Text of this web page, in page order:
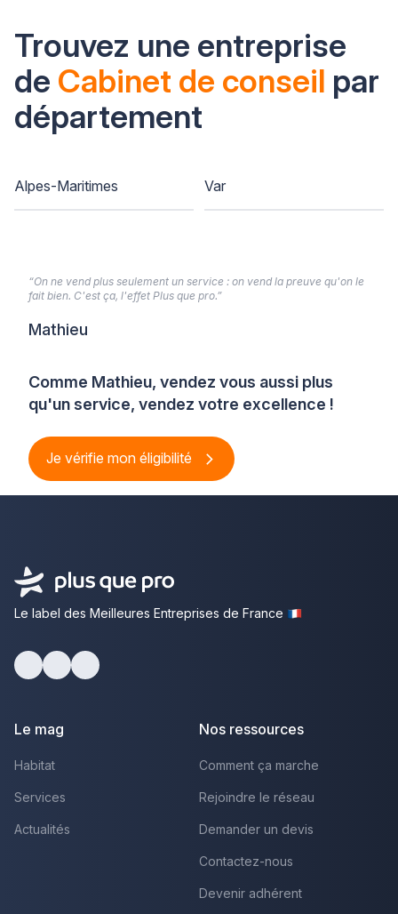
Trouvez une entreprise
de Cabinet de conseil par
département
Alpes-Maritimes Var
Comme Mathieu, vendez vous aussi plus
qu'un service, vendez votre excellence !
Je vérifie mon éligibilité
“On ne vend plus seulement un service : on vend la preuve qu'on le
fait bien. C'est ça, l'effet Plus que pro.”
Mathieu
Le label des Meilleures Entreprises de France
Le mag
Habitat
Services
Actualités
Nos ressources
Comment ça marche
Rejoindre le réseau
Demander un devis
Contactez-nous
Devenir adhérent